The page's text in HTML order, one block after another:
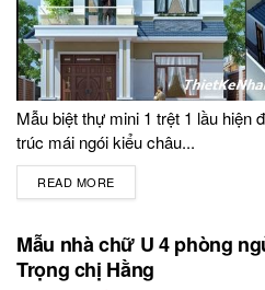
Mẫu biệt thự mini 1 trệt 1 lầu hiện
trúc mái ngói kiểu châu...
READ MORE
Mẫu nhà chữ U 4 phòng
Trọng chị Hằng